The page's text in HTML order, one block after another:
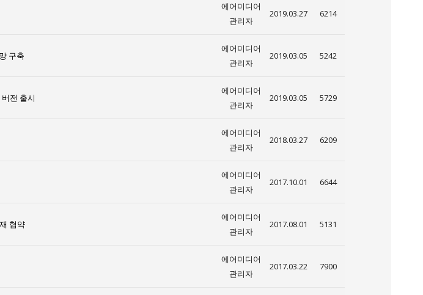
에어미디어
관리자
2019.03.27 6214
구축
에어미디어
관리자
2019.03.05 5242
전 출시
에어미디어
관리자
2019.03.05 5729
에어미디어
관리자
2018.03.27 6209
에어미디어
관리자
2017.10.01 6644
협약
에어미디어
관리자
2017.08.01 5131
에어미디어
관리자
2017.03.22 7900